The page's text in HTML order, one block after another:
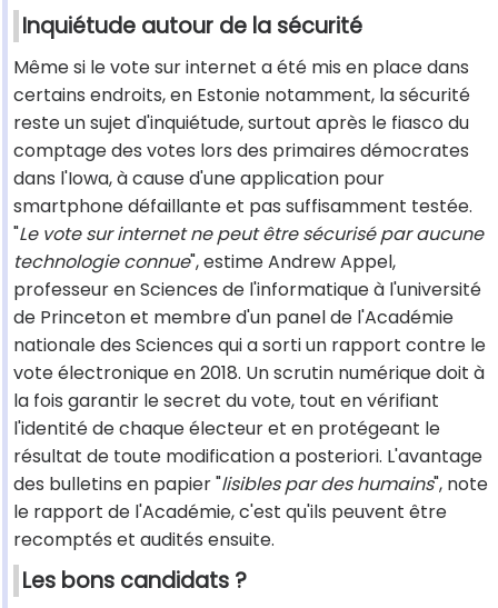
Inquiétude autour de la sécurité
Même si le vote sur internet a été mis en place dans
certains endroits, en Estonie notamment, la sécurité
reste un sujet d'inquiétude, surtout après le fiasco du
comptage des votes lors des primaires démocrates
dans l'Iowa, à cause d'une application pour
smartphone défaillante et pas suffisamment testée.
"Le vote sur internet ne peut être sécurisé par aucune
technologie connue", estime Andrew Appel,
professeur en Sciences de l'informatique à l'université
de Princeton et membre d'un panel de l'Académie
nationale des Sciences qui a sorti un rapport contre le
vote électronique en 2018. Un scrutin numérique doit à
la fois garantir le secret du vote, tout en vérifiant
l'identité de chaque électeur et en protégeant le
résultat de toute modification a posteriori. L'avantage
des bulletins en papier "lisibles par des humains", note
le rapport de l'Académie, c'est qu'ils peuvent être
recomptés et audités ensuite.
Les bons candidats ?